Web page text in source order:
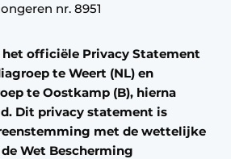
nr. 8951
het officiële Privacy Statement
te Weert (NL) en
te Oostkamp (B), hierna
Dit privacy statement is
met de wettelijke
Wet Bescherming